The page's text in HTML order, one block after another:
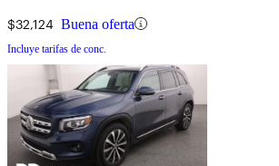
$32,124 Buena oferta
Incluye tarifas de conc.